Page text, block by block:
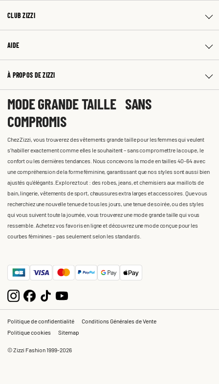
CLUB ZIZZI
AIDE
À PROPOS DE ZIZZI
MODE GRANDE TAILLE SANS
COMPROMIS
Chez Zizzi, vous trouverez des vêtements grande taille pour les femmes qui veulent
s'habiller exactement comme elles le souhaitent – sans compromettre la coupe, le
confort ou les dernières tendances. Nous concevons la mode en tailles 40-64 avec
une compréhension de la forme féminine, garantissant que nos styles sont aussi bien
ajustés qu'élégants. Explorez tout : des robes, jeans, et chemisiers aux maillots de
bain, lingerie, vêtements de sport, chaussures extra larges et accessoires. Que vous
recherchiez une nouvelle tenue de tous les jours, une tenue de soirée, ou des styles
qui vous suivent toute la journée, vous trouverez une mode grande taille qui vous
ressemble. Achetez vos favoris en ligne et découvrez une mode conçue pour les
courbes féminines – pas seulement selon les standards.
Politique de confidentialité
Conditions Générales de Vente
Politique cookies
Sitemap
© Zizzi Fashion 1999-2026